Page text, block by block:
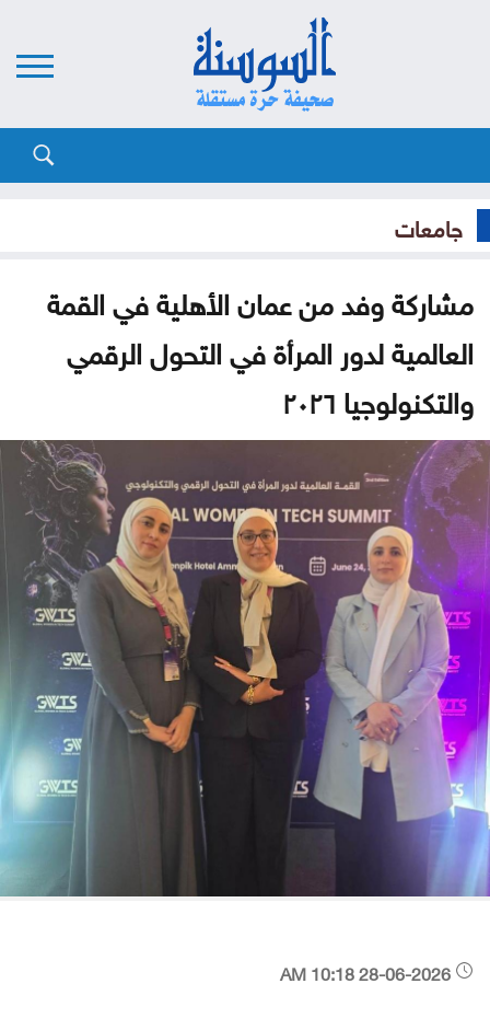
جامعات
مشاركة وفد من عمان الأهلية في القمة
العالمية لدور المرأة في التحول الرقمي
والتكنولوجيا ٢٠٢٦